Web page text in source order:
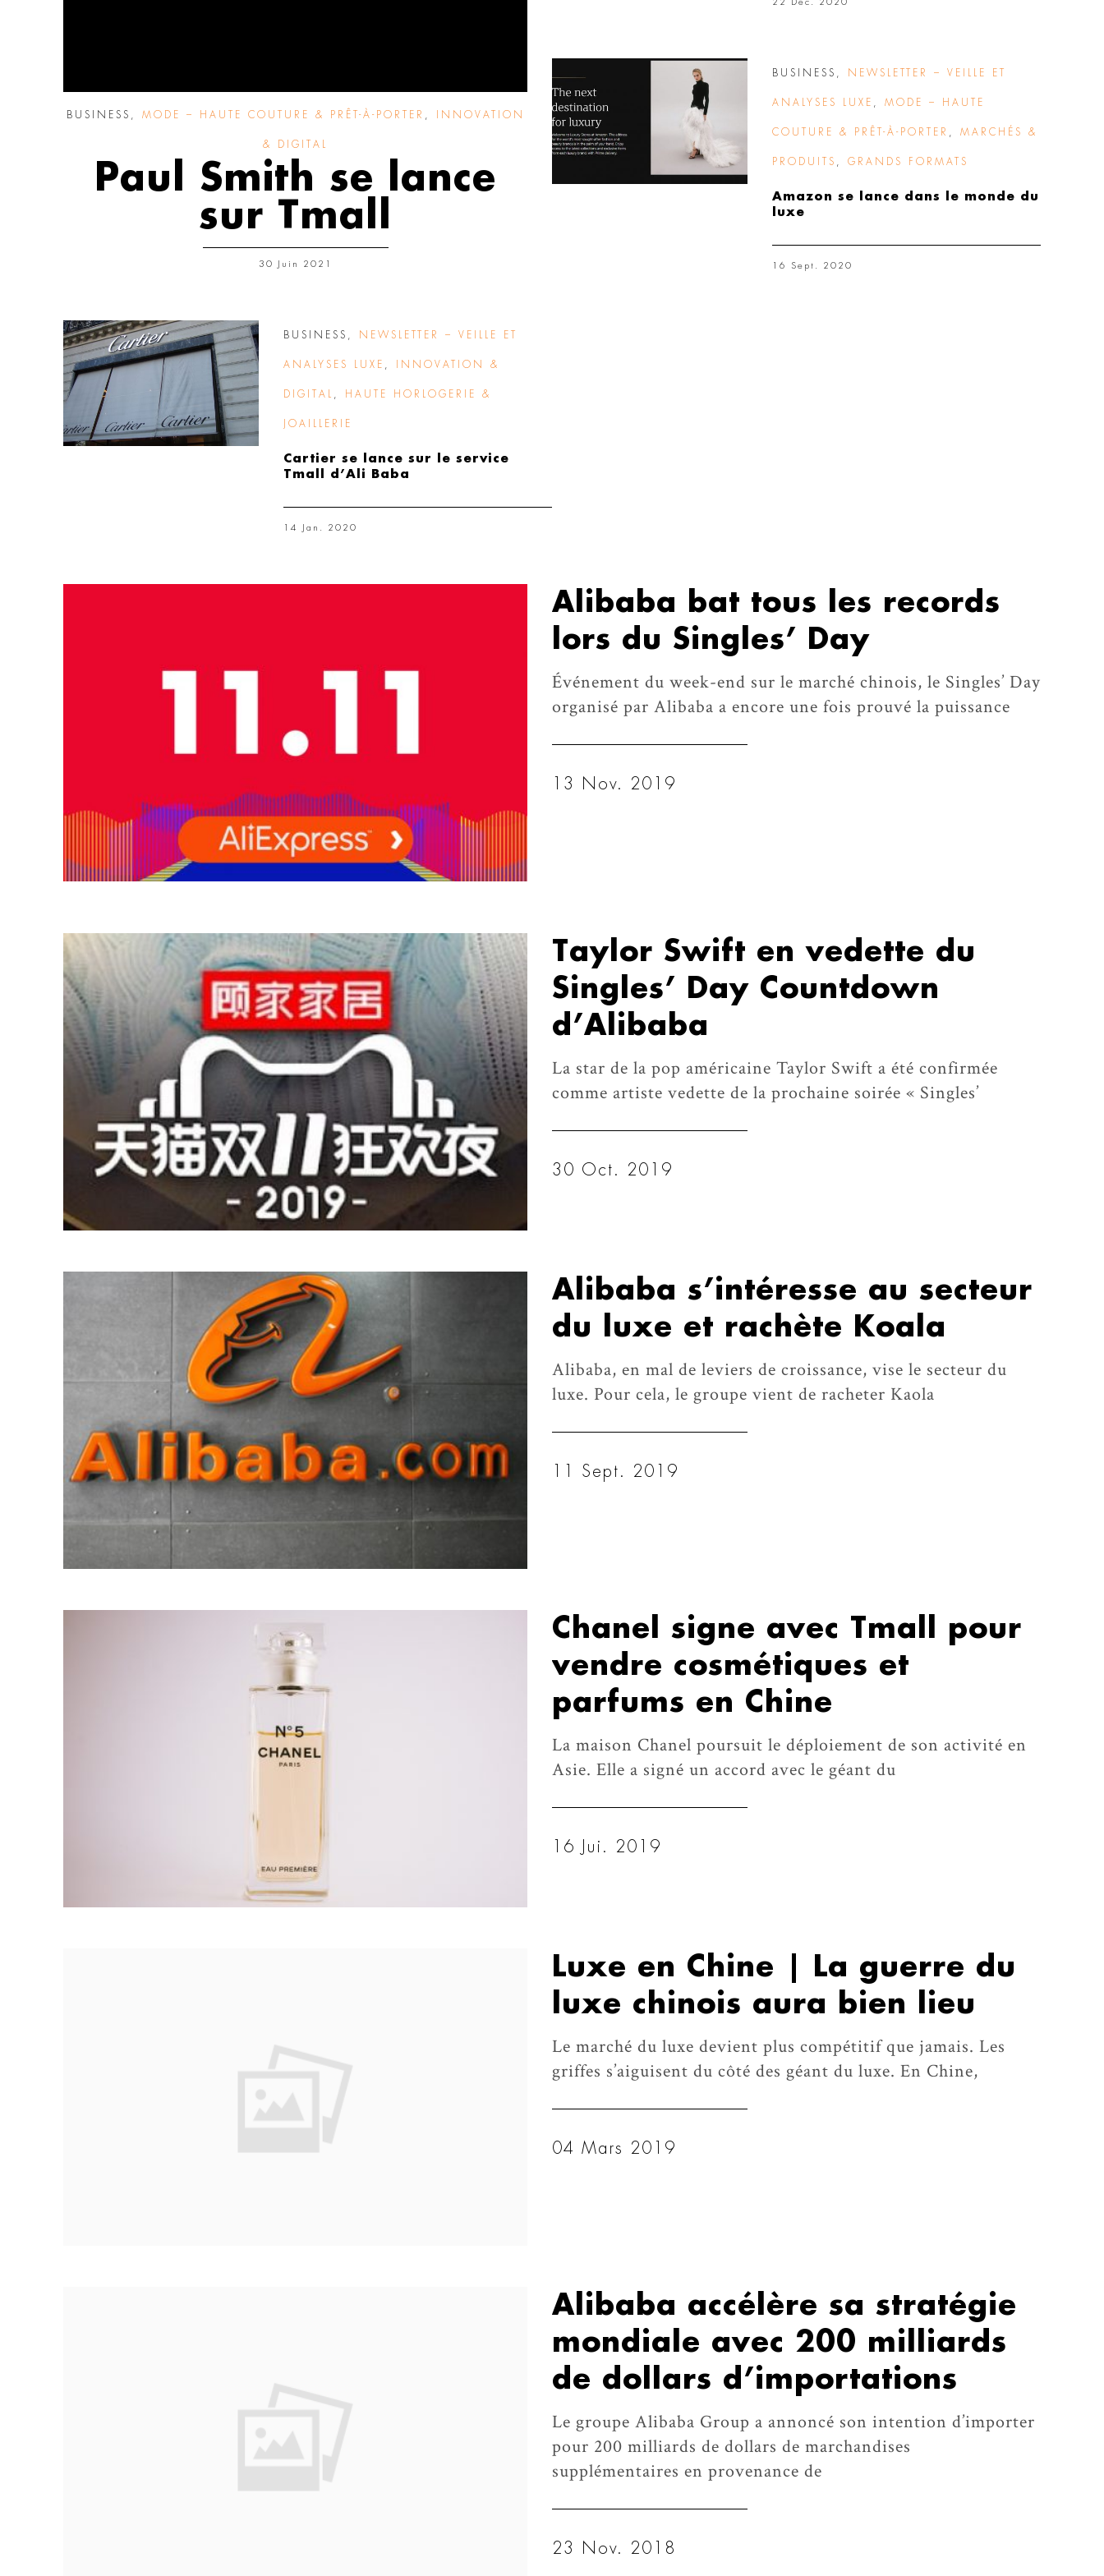
BUSINESS MODE – HAUTE COUTURE & PRÊT-À-PORTER INNOVATION
& DIGITAL
Paul Smith se lance
sur Tmall
30 Juin 2021
22 Déc. 2020
BUSINESS NEWSLETTER – VEILLE ET
ANALYSES LUXE MODE – HAUTE
COUTURE & PRÊT-À-PORTER MARCHÉS &
PRODUITS GRANDS FORMATS
Amazon se lance dans le monde du
luxe
16 Sept. 2020
BUSINESS NEWSLETTER – VEILLE ET
ANALYSES LUXE INNOVATION &
DIGITAL HAUTE HORLOGERIE &
JOAILLERIE
Cartier se lance sur le service
Tmall d’Ali Baba
14 Jan. 2020
Alibaba bat tous les records
lors du Singles’ Day
Événement du week-end sur le marché chinois, le Singles’ Day
organisé par Alibaba a encore une fois prouvé la puissance
13 Nov. 2019
Taylor Swift en vedette du
Singles’ Day Countdown
d’Alibaba
La star de la pop américaine Taylor Swift a été confirmée
comme artiste vedette de la prochaine soirée « Singles’
30 Oct. 2019
Alibaba s’intéresse au secteur
du luxe et rachète Koala
Alibaba, en mal de leviers de croissance, vise le secteur du
luxe. Pour cela, le groupe vient de racheter Kaola
11 Sept. 2019
Chanel signe avec Tmall pour
vendre cosmétiques et
parfums en Chine
La maison Chanel poursuit le déploiement de son activité en
Asie. Elle a signé un accord avec le géant du
16 Jui. 2019
Luxe en Chine | La guerre du
luxe chinois aura bien lieu
Le marché du luxe devient plus compétitif que jamais. Les
griffes s’aiguisent du côté des géant du luxe. En Chine,
04 Mars 2019
Alibaba accélère sa stratégie
mondiale avec 200 milliards
de dollars d’importations
Le groupe Alibaba Group a annoncé son intention d’importer
pour 200 milliards de dollars de marchandises
supplémentaires en provenance de
23 Nov. 2018